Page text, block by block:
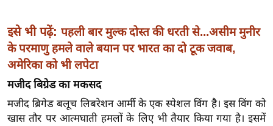
त्य
ज
ग
त
ऑ
टो
व
इसे भी पढ़ें: पहली बार मुल्क दोस्त की धरती से...असीम मुनीर
के परमाणु हमले वाले बयान पर भारत का दो टूक जवाब,
अमेरिका को भी लपेटा
मजीद बिग्रेड का मकसद
मजीद ब्रिगेड बलूच लिबरेशन आर्मी के एक स्पेशल विंग है। इस विंग को
खास तौर पर आत्मघाती हमलों के लिए भी तैयार किया गया है। इसमें